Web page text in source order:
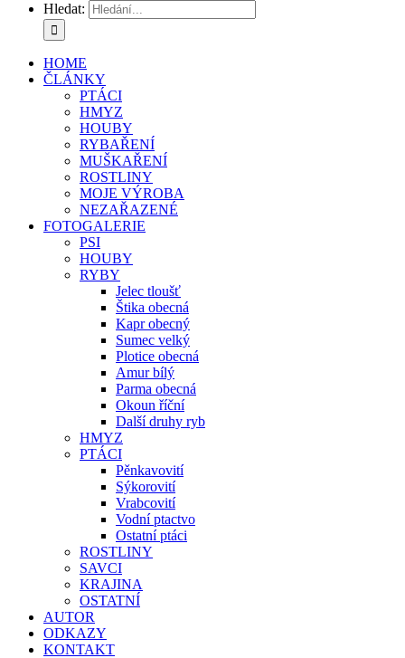
Hledat:
HOME
ČLÁNKY
PTÁCI
HMYZ
HOUBY
RYBAŘENÍ
MUŠKAŘENÍ
ROSTLINY
MOJE VÝROBA
NEZAŘAZENÉ
FOTOGALERIE
PSI
HOUBY
RYBY
Jelec tloušť
Štika obecná
Kapr obecný
Sumec velký
Plotice obecná
Amur bílý
Parma obecná
Okoun říční
Další druhy ryb
HMYZ
PTÁCI
Pěnkavovití
Sýkorovití
Vrabcovití
Vodní ptactvo
Ostatní ptáci
ROSTLINY
SAVCI
KRAJINA
OSTATNÍ
AUTOR
ODKAZY
KONTAKT